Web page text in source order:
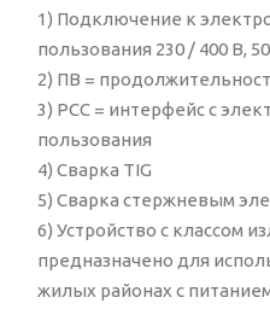
1) Подключение к
пользования 230 / 400 В,
2) ПВ =
3) PCC = интерфейс c
пользования
4) Cварка TIG
5) Сварка стержневым
6) Устройство с классом
предназначено для
жилых районах с